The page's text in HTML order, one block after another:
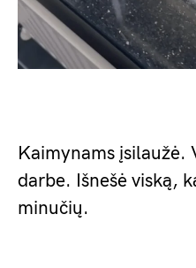
Kaimynams įsilaužė.
darbe. Išnešė viską,
minučių.